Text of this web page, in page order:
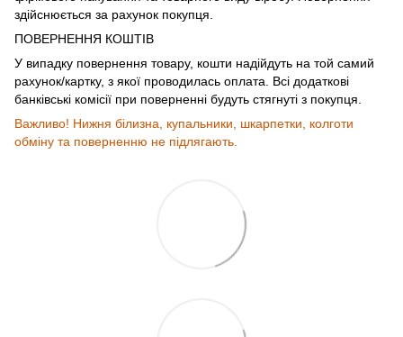
здійснюється за рахунок покупця.
ПОВЕРНЕННЯ КОШТІВ
У випадку повернення товару, кошти надійдуть на той самий
рахунок/картку, з якої проводилась оплата. Всі додаткові
банківські комісії при поверненні будуть стягнуті з покупця.
Важливо! Нижня білизна, купальники, шкарпетки, колготи
обміну та поверненню не підлягають.